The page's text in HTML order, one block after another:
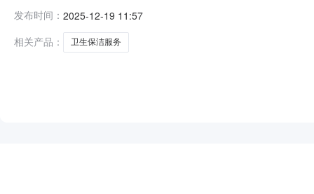
名称：山西汾西矿业(集团)有限责任公司员工学校卫生保
采购项
发布时间： 2025-12-19 11:57
相关产品：
卫生保洁服务